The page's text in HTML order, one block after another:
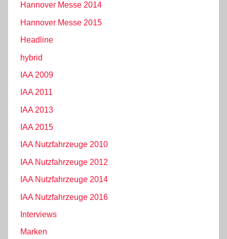
Hannover Messe 2014
Hannover Messe 2015
Headline
hybrid
IAA 2009
IAA 2011
IAA 2013
IAA 2015
IAA Nutzfahrzeuge 2010
IAA Nutzfahrzeuge 2012
IAA Nutzfahrzeuge 2014
IAA Nutzfahrzeuge 2016
Interviews
Marken